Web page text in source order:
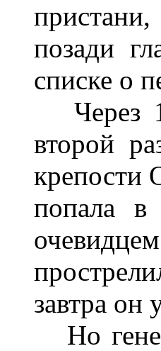
позади
списке о
Через
второй
крепости
попала
завтра он
Но